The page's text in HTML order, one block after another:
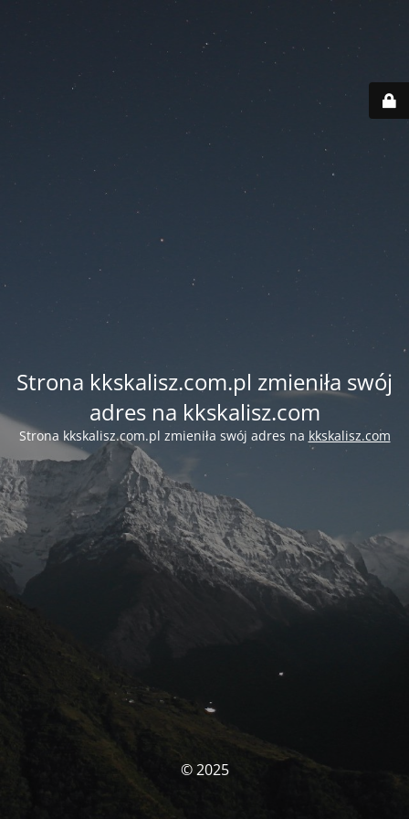
Strona kkskalisz.com.pl zmieniła swój
adres na kkskalisz.com
Strona kkskalisz.com.pl zmieniła swój adres na kkskalisz.com
© 2025